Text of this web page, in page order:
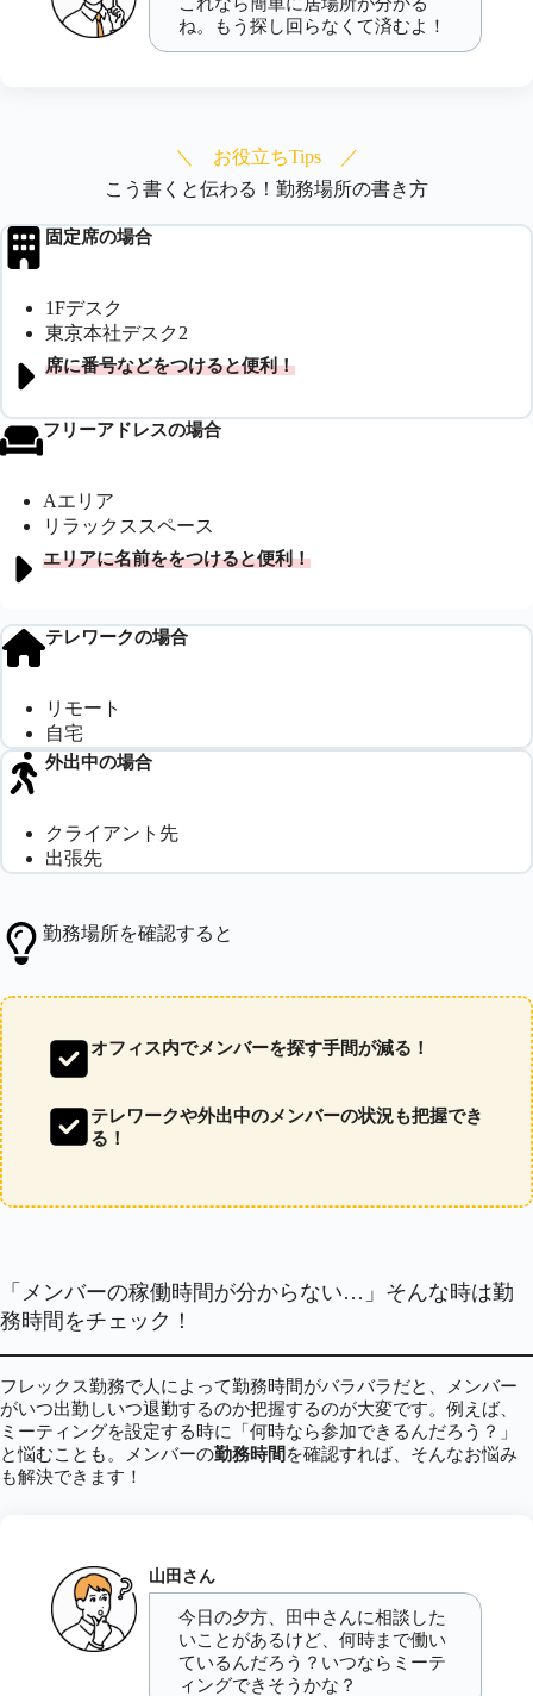
これなら簡単に居場所が分かる
ね。もう探し回らなくて済むよ！
＼ お役立ちTips ／
こう書くと伝わる！勤務場所の書き方
固定席の場合
1Fデスク
東京本社デスク2
席に番号などをつけると便利！
フリーアドレスの場合
Aエリア
リラックススペース
エリアに名前ををつけると便利！
テレワークの場合
リモート
自宅
外出中の場合
クライアント先
出張先
勤務場所を確認すると
オフィス内でメンバーを探す手間が減る！
テレワークや外出中のメンバーの状況も把握でき
る！
「メンバーの稼働時間が分からない…」そんな時は勤
務時間をチェック！
フレックス勤務で人によって勤務時間がバラバラだと、メンバー
がいつ出勤しいつ退勤するのか把握するのが大変です。例えば、
ミーティングを設定する時に「何時なら参加できるんだろう？」
と悩むことも。メンバーの勤務時間 を確認すれば、そんなお悩み
も解決できます！
山田さん
今日の夕方、田中さんに相談した
いことがあるけど、何時まで働い
ているんだろう？いつならミーテ
ィングできそうかな？